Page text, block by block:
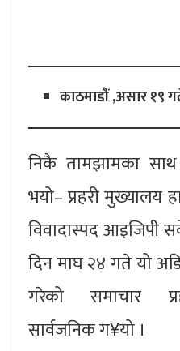
काठमाडौं ,असार १९
निकै तामझामका
भयो– प्रहरी मुख्यालय
विवादास्पद आइजिपी
दिन माघ २४ गते यो
गरेको समाचार
सार्वजनिक ग¥यो ।